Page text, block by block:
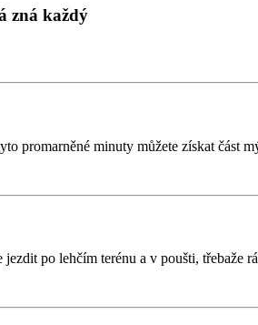
zná každý
promarněné minuty můžete získat část
po lehčím terénu a v poušti, třebaže